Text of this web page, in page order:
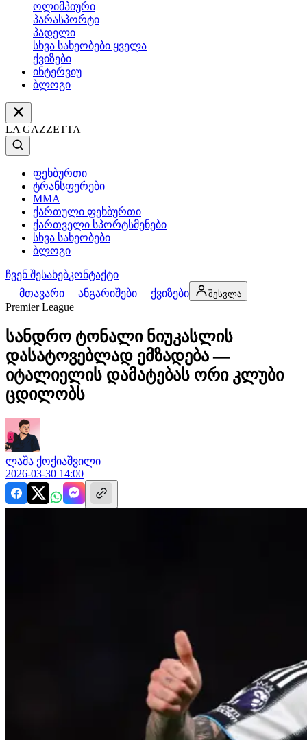
ოლიმპიური
პარასპორტი
პადელი
სხვა სახეობები ყველა
ქვიზები
ინტერვიუ
ბლოგი
LA GAZZETTA
ფეხბურთი
ტრანსფერები
MMA
ქართული ფეხბურთი
ქართველი სპორტსმენები
სხვა სახეობები
ბლოგი
ჩვენ შესახებკონტაქტი
მთავარი
ანგარიშები ქვიზები შესვლა
Premier League
სანდრო ტონალი ნიუკასლის
დასატოვებლად ემზადება —
იტალიელის დამატებას ორი კლუბი
ცდილობს
ლაშა ქოქიაშვილი
2026-03-30 14:00